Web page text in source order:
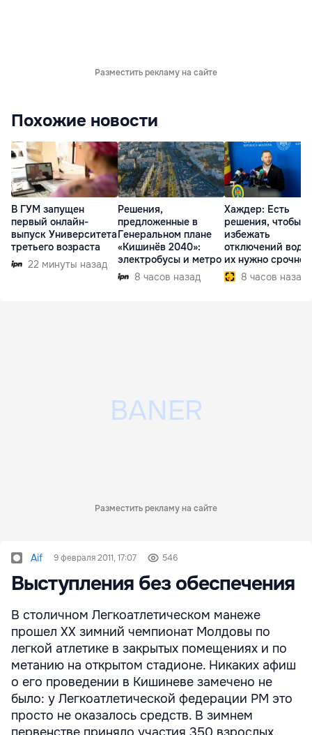
Разместить рекламу на сайте
Похожие новости
В ГУМ запущен
первый онлайн-
выпуск Университета
третьего возраста
22 минуты назад
Решения,
предложенные в
Генеральном плане
«Кишинёв 2040»:
электробусы и метро
8 часов назад
Хаждер: Есть
решения, чтобы
избежать
отключений
их нужно срочно
внедрить
8 часов назад
Разместить рекламу на сайте
Aif 9 февраля 2011, 17:07 546
Выступления без обеспечения
В столичном Легкоатлетическом манеже
прошел ХХ зимний чемпионат Молдовы по
легкой атлетике в закрытых помещениях и по
метанию на открытом стадионе. Никаких афиш
о его проведении в Кишиневе замечено не
было: у Легкоатлетической федерации РМ это
просто не оказалось средств. В зимнем